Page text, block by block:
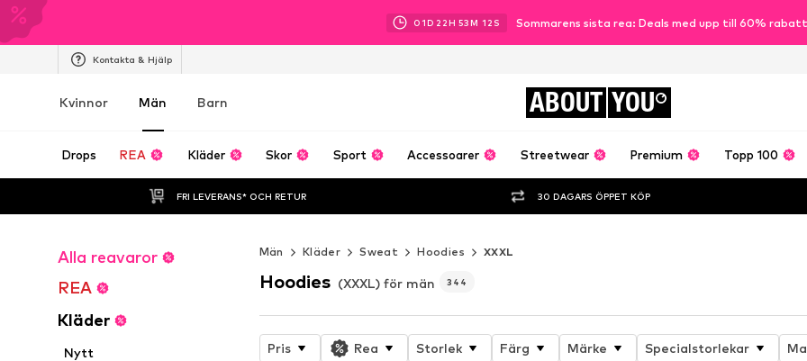
01D 22H 53M 09S Sommarens sista rea: Deals med upp till 60% rabatt
Kontakta & Hjälp
Kvinnor Män Barn ABOUT YOU
Drops REA Kläder Skor Sport Accessoarer Streetwear Premium Topp 100
FRI LEVERANS* OCH RETUR 30 DAGARS ÖPPET KÖP
Alla reavaror
REA
Kläder
Nytt
Män Kläder Sweat Hoodies XXXL
Hoodies (XXXL) för män 344
Pris Rea Storlek Färg Märke Specialstorlekar